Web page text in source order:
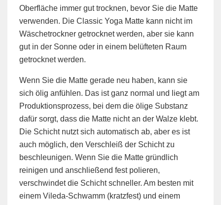
Oberfläche immer gut trocknen, bevor Sie die Matte
verwenden. Die Classic Yoga Matte kann nicht im
Wäschetrockner getrocknet werden, aber sie kann
gut in der Sonne oder in einem belüfteten Raum
getrocknet werden.
Wenn Sie die Matte gerade neu haben, kann sie
sich ölig anfühlen. Das ist ganz normal und liegt am
Produktionsprozess, bei dem die ölige Substanz
dafür sorgt, dass die Matte nicht an der Walze klebt.
Die Schicht nutzt sich automatisch ab, aber es ist
auch möglich, den Verschleiß der Schicht zu
beschleunigen. Wenn Sie die Matte gründlich
reinigen und anschließend fest polieren,
verschwindet die Schicht schneller. Am besten mit
einem Vileda-Schwamm (kratzfest) und einem